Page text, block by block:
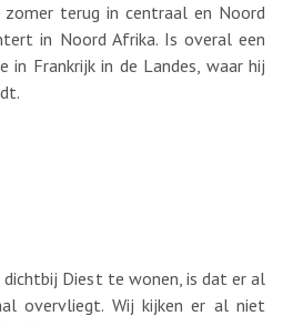
terug in centraal en Noord
in Noord Afrika. Is overal een
in Frankrijk in de Landes, waar hij
dichtbij Diest te wonen, is dat er al
overvliegt. Wij kijken er al niet